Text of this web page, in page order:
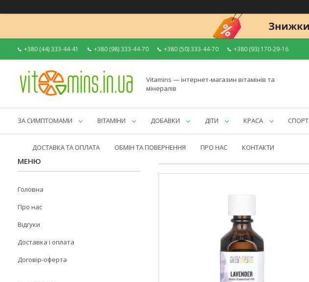
+380 (44) 333-44-41 +380 (98) 333-44-70 +380 (50) 333-44-70 +380 (93) 170-29-16
Vitamins — інтернет-магазин вітамінів та
мінералів
ЗА СИМПТОМАМИ ВІТАМІНИ ДОБАВКИ ДІТИ КРАСА СПОРТ
ДОСТАВКА ТА ОПЛАТА ОБМІН ТА ПОВЕРНЕННЯ ПРО НАС КОНТАКТИ
Головна
Про нас
Відгуки
Доставка і оплата
Договір-оферта